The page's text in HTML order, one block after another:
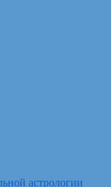
астрологии